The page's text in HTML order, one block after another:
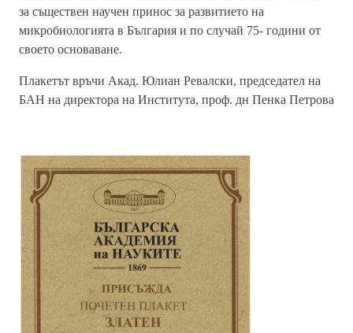
за съществен научен принос за развитието на
микробиологията в България и по случай 75- години от
своето основаване.
Плакетът връчи Акад. Юлиан Ревалски, председател на
БАН на директора на Института, проф. дн Пенка Петрова